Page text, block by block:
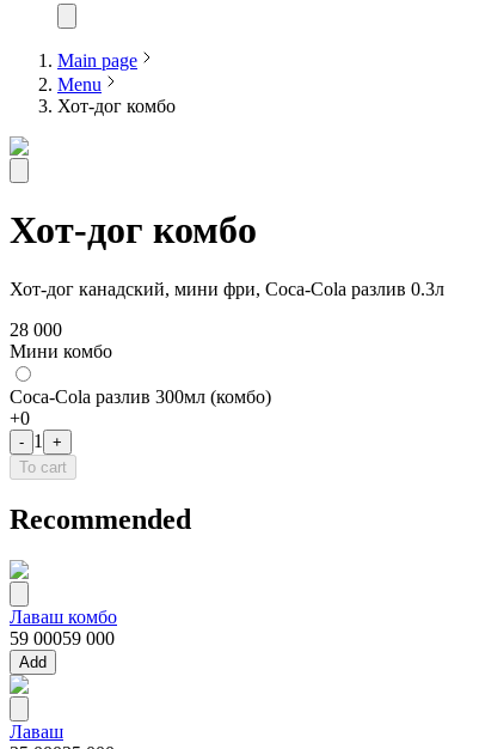
Main page
Menu
Хот-дог комбо
Хот-дог комбо
Хот-дог канадский, мини фри, Coca-Cola разлив 0.3л
28 000
Мини комбо
Coca-Cola разлив 300мл (комбо)
+0
- 1
+
To cart
Recommended
Лаваш комбо
59 00059 000
Add
Лаваш